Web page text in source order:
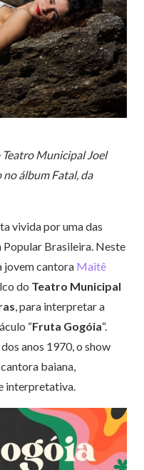
Municipal Joel
álbum Fatal, da
vivida por uma das
Popular Brasileira. Neste
jovem cantora Maitê
do Teatro Municipal
, para interpretar a
“Fruta Gogóia“.
anos 1970, o show
baiana,
interpretativa.